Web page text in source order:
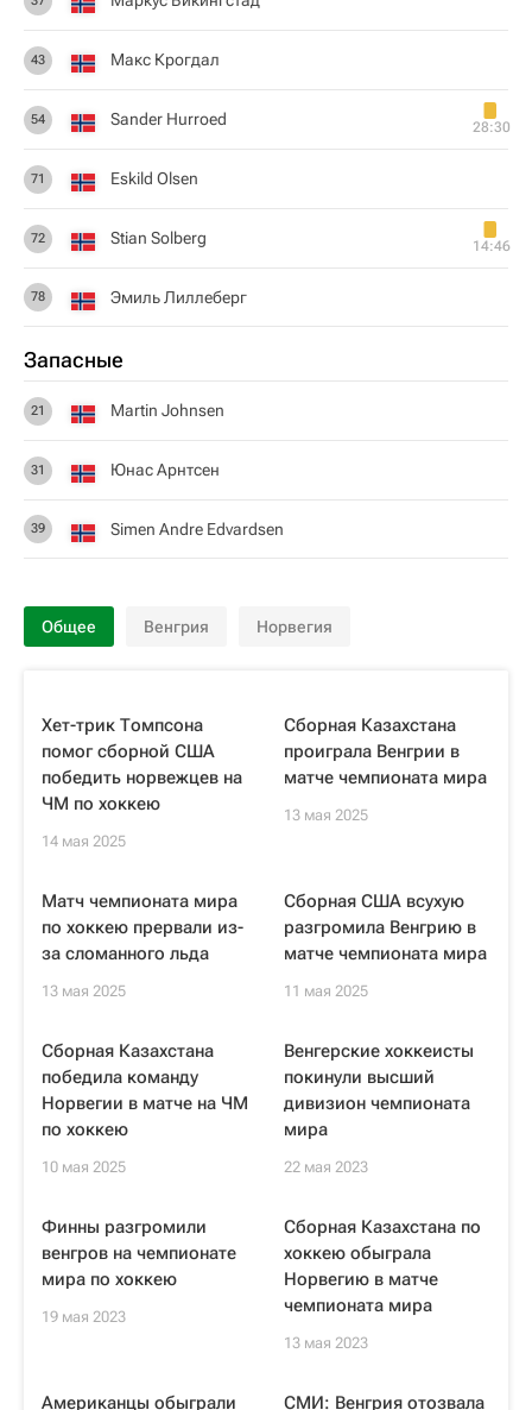
43 Макс Крогдал
54 Sander Hurroed 28:30
71 Eskild Olsen
72 Stian Solberg 14:46
78 Эмиль Лиллеберг
Запасные
21 Martin Johnsen
31 Юнас Арнтсен
39 Simen Andre Edvardsen
Общее Венгрия Норвегия
Хет-трик Томпсона
помог сборной США
победить норвежцев на
ЧМ по хоккею
14 мая 2025
Сборная Казахстана
проиграла Венгрии в
матче чемпионата мира
13 мая 2025
Матч чемпионата мира
по хоккею прервали из-
за сломанного льда
13 мая 2025
Сборная США всухую
разгромила Венгрию в
матче чемпионата мира
11 мая 2025
Сборная Казахстана
победила команду
Норвегии в матче на ЧМ
по хоккею
10 мая 2025
Венгерские хоккеисты
покинули высший
дивизион чемпионата
мира
22 мая 2023
Финны разгромили
венгров на чемпионате
мира по хоккею
19 мая 2023
Сборная Казахстана по
хоккею обыграла
Норвегию в матче
чемпионата мира
13 мая 2023
Американцы обыграли
СМИ: Венгрия отозвала